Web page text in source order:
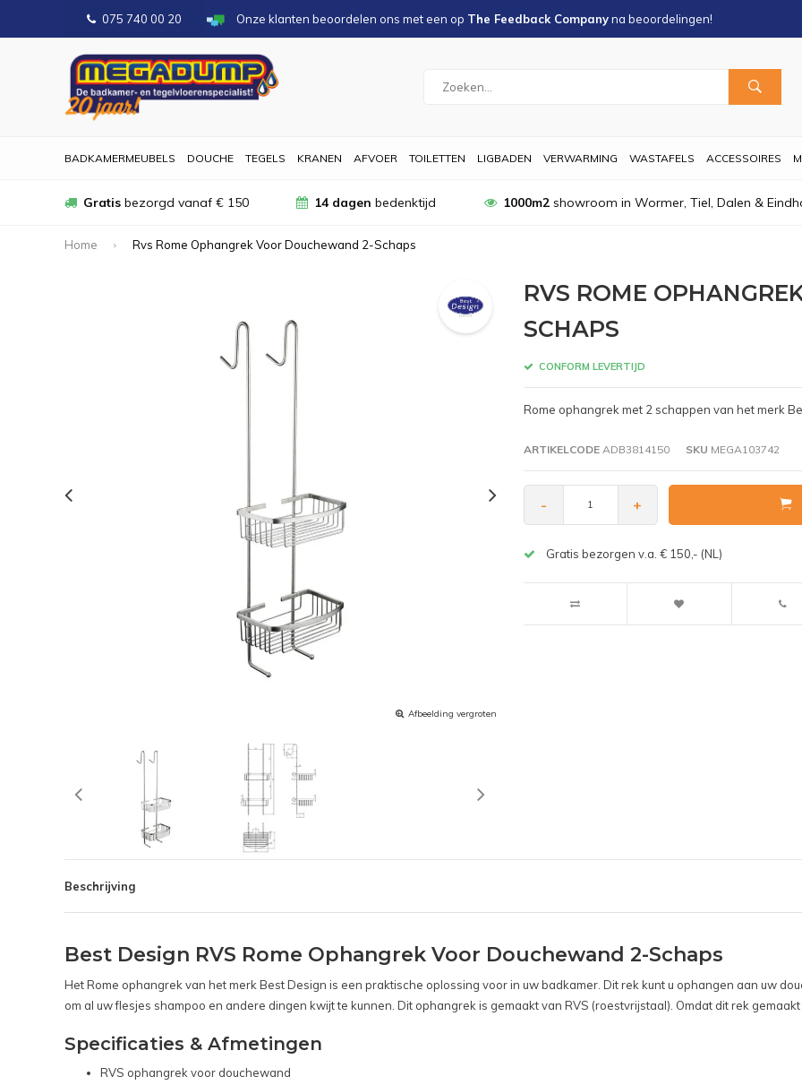
075 740 00 20 Onze klanten beoordelen ons met een op The Feedback Companyna beoordelingen!
BADKAMERMEUBELS DOUCHE TEGELS KRANEN AFVOER TOILETTEN LIGBADEN VERWARMING WASTAFELS ACCESSOIRES
Gratis bezorgd vanaf € 150 14 dagen bedenktijd 1000m2showroom in Wormer, Tiel, Dalen &
Home Rvs Rome Ophangrek Voor Douchewand 2-Schaps
Afbeelding vergroten
RVS ROME
SCHAPS
CONFORM LEVERTIJD
Rome ophangrek met 2 schappen van het merk
ARTIKELCODEADB3814150 SKU MEGA103742
- +
Gratis bezorgen v.a. € 150,- (NL)
Beschrijving
Best Design RVS Rome Ophangrek Voor Douchewand 2-Schaps
Het Rome ophangrek van het merk Best Design is een praktische oplossing voor in uw badkamer. Dit rek kunt u ophangen aan uw
om al uw flesjes shampoo en andere dingen kwijt te kunnen. Dit ophangrek is gemaakt van RVS (roestvrijstaal). Omdat dit rek
Specificaties & Afmetingen
RVS ophangrek voor douchewand